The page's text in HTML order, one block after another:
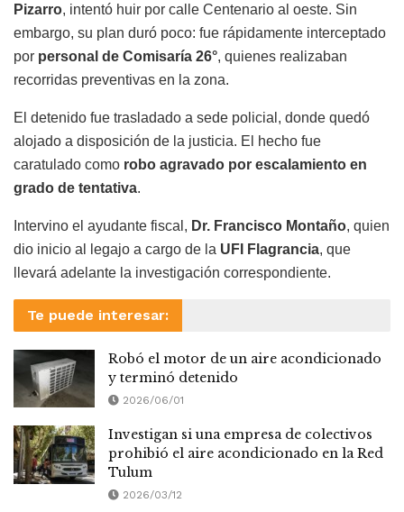
Pizarro, intentó huir por calle Centenario al oeste. Sin
embargo, su plan duró poco: fue rápidamente interceptado
por personal de Comisaría 26°, quienes realizaban
recorridas preventivas en la zona.
El detenido fue trasladado a sede policial, donde quedó
alojado a disposición de la justicia. El hecho fue
caratulado como robo agravado por escalamiento en
grado de tentativa.
Intervino el ayudante fiscal, Dr. Francisco Montaño, quien
dio inicio al legajo a cargo de la UFI Flagrancia, que
llevará adelante la investigación correspondiente.
Te puede interesar:
Robó el motor de un aire acondicionado
y terminó detenido
2026/06/01
Investigan si una empresa de colectivos
prohibió el aire acondicionado en la Red
Tulum
2026/03/12